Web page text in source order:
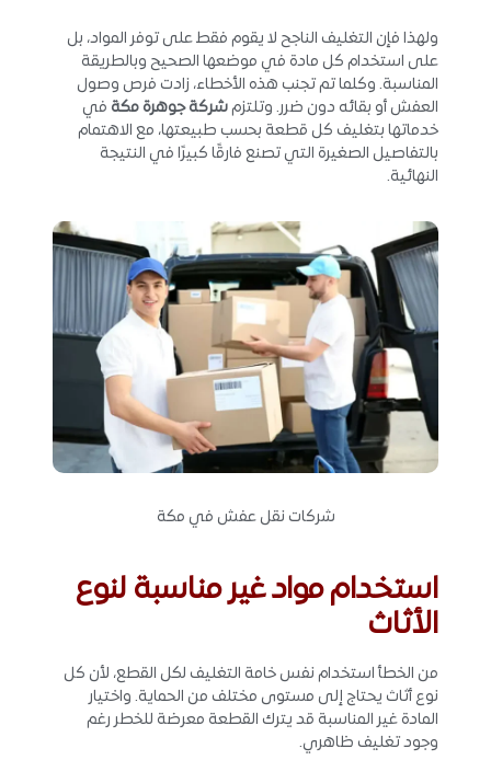
ولهذا فإن التغليف الناجح لا يقوم فقط على توفر المواد، بل
على استخدام كل مادة في موضعها الصحيح وبالطريقة
المناسبة. وكلما تم تجنب هذه الأخطاء، زادت فرص وصول
العفش أو بقائه دون ضرر. وتلتزمشركة جوهرة مكة في
خدماتها بتغليف كل قطعة بحسب طبيعتها، مع الاهتمام
بالتفاصيل الصغيرة التي تصنع فارقًا كبيرًا في النتيجة
النهائية.
شركات نقل عفش في مكة
استخدام مواد غير مناسبة لنوع
الأثاث
من الخطأ استخدام نفس خامة التغليف لكل القطع، لأن كل
نوع أثاث يحتاج إلى مستوى مختلف من الحماية. واختيار
المادة غير المناسبة قد يترك القطعة معرضة للخطر رغم
وجود تغليف ظاهري.